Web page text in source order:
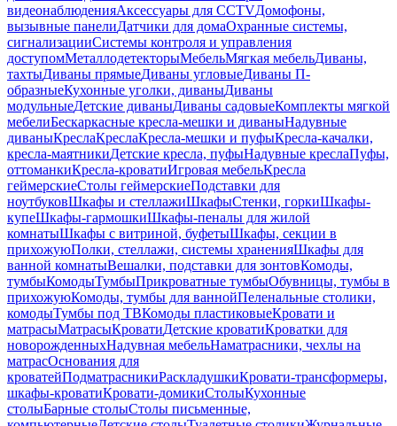
видеонаблюденияАксессуары для CCTVДомофоны,
вызывные панелиДатчики для домаОхранные системы,
сигнализацииСистемы контроля и управления
доступомМеталлодетекторыМебельМягкая мебельДиваны,
тахтыДиваны прямыеДиваны угловыеДиваны П-
образныеКухонные уголки, диваныДиваны
модульныеДетские диваныДиваны садовыеКомплекты мягкой
мебелиБескаркасные кресла-мешки и диваныНадувные
диваныКреслаКреслаКресла-мешки и пуфыКресла-качалки,
кресла-маятникиДетские кресла, пуфыНадувные креслаПуфы,
оттоманкиКресла-кроватиИгровая мебельКресла
геймерскиеСтолы геймерскиеПодставки для
ноутбуковШкафы и стеллажиШкафыСтенки, горкиШкафы-
купеШкафы-гармошкиШкафы-пеналы для жилой
комнатыШкафы с витриной, буфетыШкафы, секции в
прихожуюПолки, стеллажи, системы храненияШкафы для
ванной комнатыВешалки, подставки для зонтовКомоды,
тумбыКомодыТумбыПрикроватные тумбыОбувницы, тумбы в
прихожуюКомоды, тумбы для ваннойПеленальные столики,
комодыТумбы под ТВКомоды пластиковыеКровати и
матрасыМатрасыКроватиДетские кроватиКроватки для
новорожденныхНадувная мебельНаматрасники, чехлы на
матрасОснования для
кроватейПодматрасникиРаскладушкиКровати-трансформеры,
шкафы-кроватиКровати-домикиСтолыКухонные
столыБарные столыСтолы письменные,